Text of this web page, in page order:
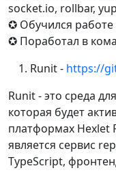
socket.io, rollbar, yup
✪ Обучился работе
✪ Поработал в
Runit - https://
Runit - это среда
которая будет
платформах Hexlet
является сервис
TypeScript,